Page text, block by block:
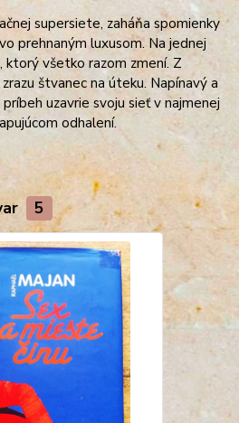
supersiete, zaháňa spomienky
prehnaným luxusom. Na jednej
všetko razom zmení. Z
štvanec na úteku. Napínavý a
uzavrie svoju sieť v najmenej
odhalení.
5